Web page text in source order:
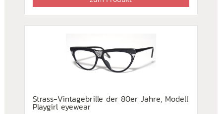
Strass-Vintagebrille der 80er Jahre, Modell
Playgirl eyewear